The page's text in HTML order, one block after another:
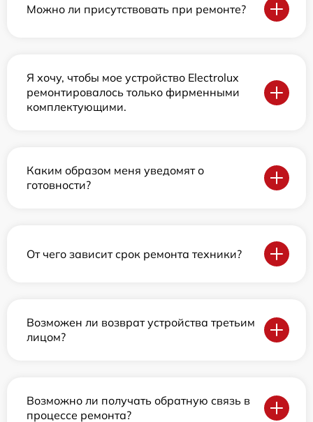
Можно ли присутствовать при ремонте?
Я хочу, чтобы мое устройство Electrolux
ремонтировалось только фирменными
комплектующими.
Каким образом меня уведомят о
готовности?
От чего зависит срок ремонта техники?
Возможен ли возврат устройства третьим
лицом?
Возможно ли получать обратную связь в
процессе ремонта?